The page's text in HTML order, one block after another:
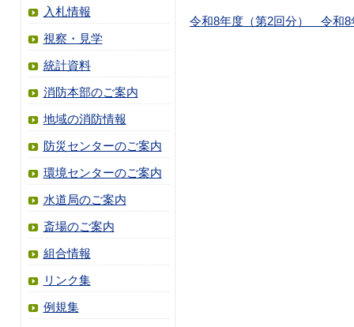
入札情報
視察・見学
統計資料
消防本部のご案内
地域の消防情報
防災センターのご案内
環境センターのご案内
水道局のご案内
斎場のご案内
組合情報
リンク集
例規集
令和8年度（第2回分） 令和8